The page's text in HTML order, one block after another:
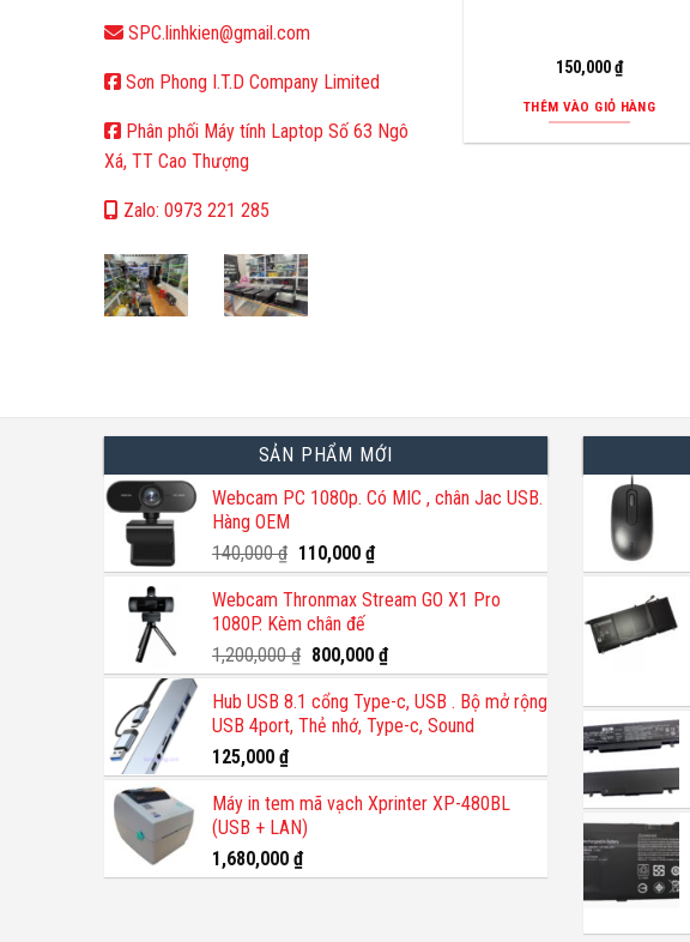
SPC.linhkien@gmail.com
Sơn Phong I.T.D Company Limited
Phân phối Máy tính Laptop Số 63 Ngô
Xá, TT Cao Thượng
Zalo: 0973 221 285
150,000₫
THÊM VÀO GIỎ HÀNG
SẢN PHẨM MỚI
Webcam PC 1080p. Có MIC , chân Jac USB.
Hàng OEM
140,000₫ Giá
gốc
là:
140,000 ₫.
110,000 ₫Giá
hiện
tại
110,000 ₫.
Webcam Thronmax Stream GO X1 Pro
1080P. Kèm chân đế
1,200,000₫ Giá
gốc
là:
1,200,000 ₫.
800,000 ₫Giá
hiện
tại
là:
Hub USB 8.1 cổng Type-c, USB . Bộ mở rộng
USB 4port, Thẻ nhớ, Type-c, Sound
125,000 ₫
Máy in tem mã vạch Xprinter XP-480BL
(USB + LAN)
1,680,000 ₫